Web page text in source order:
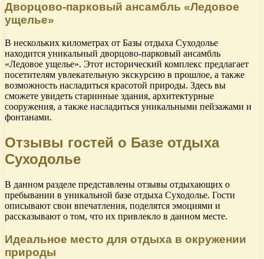
Дворцово-парковый ансамбль «Ледовое
ущелье»
В нескольких километрах от Базы отдыха Суходолье
находится уникальный дворцово-парковый ансамбль
«Ледовое ущелье». Этот исторический комплекс предлагает
посетителям увлекательную экскурсию в прошлое, а также
возможность насладиться красотой природы. Здесь вы
сможете увидеть старинные здания, архитектурные
сооружения, а также насладиться уникальными пейзажами и
фонтанами.
Отзывы гостей о Базе отдыха
Суходолье
В данном разделе представлены отзывы отдыхающих о
пребывании в уникальной базе отдыха Суходолье. Гости
описывают свои впечатления, поделятся эмоциями и
рассказывают о том, что их привлекло в данном месте.
Идеальное место для отдыха в окружении
природы